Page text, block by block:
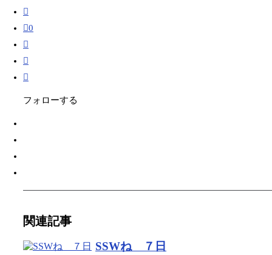
0
フォローする
関連記事
SSWね ７日